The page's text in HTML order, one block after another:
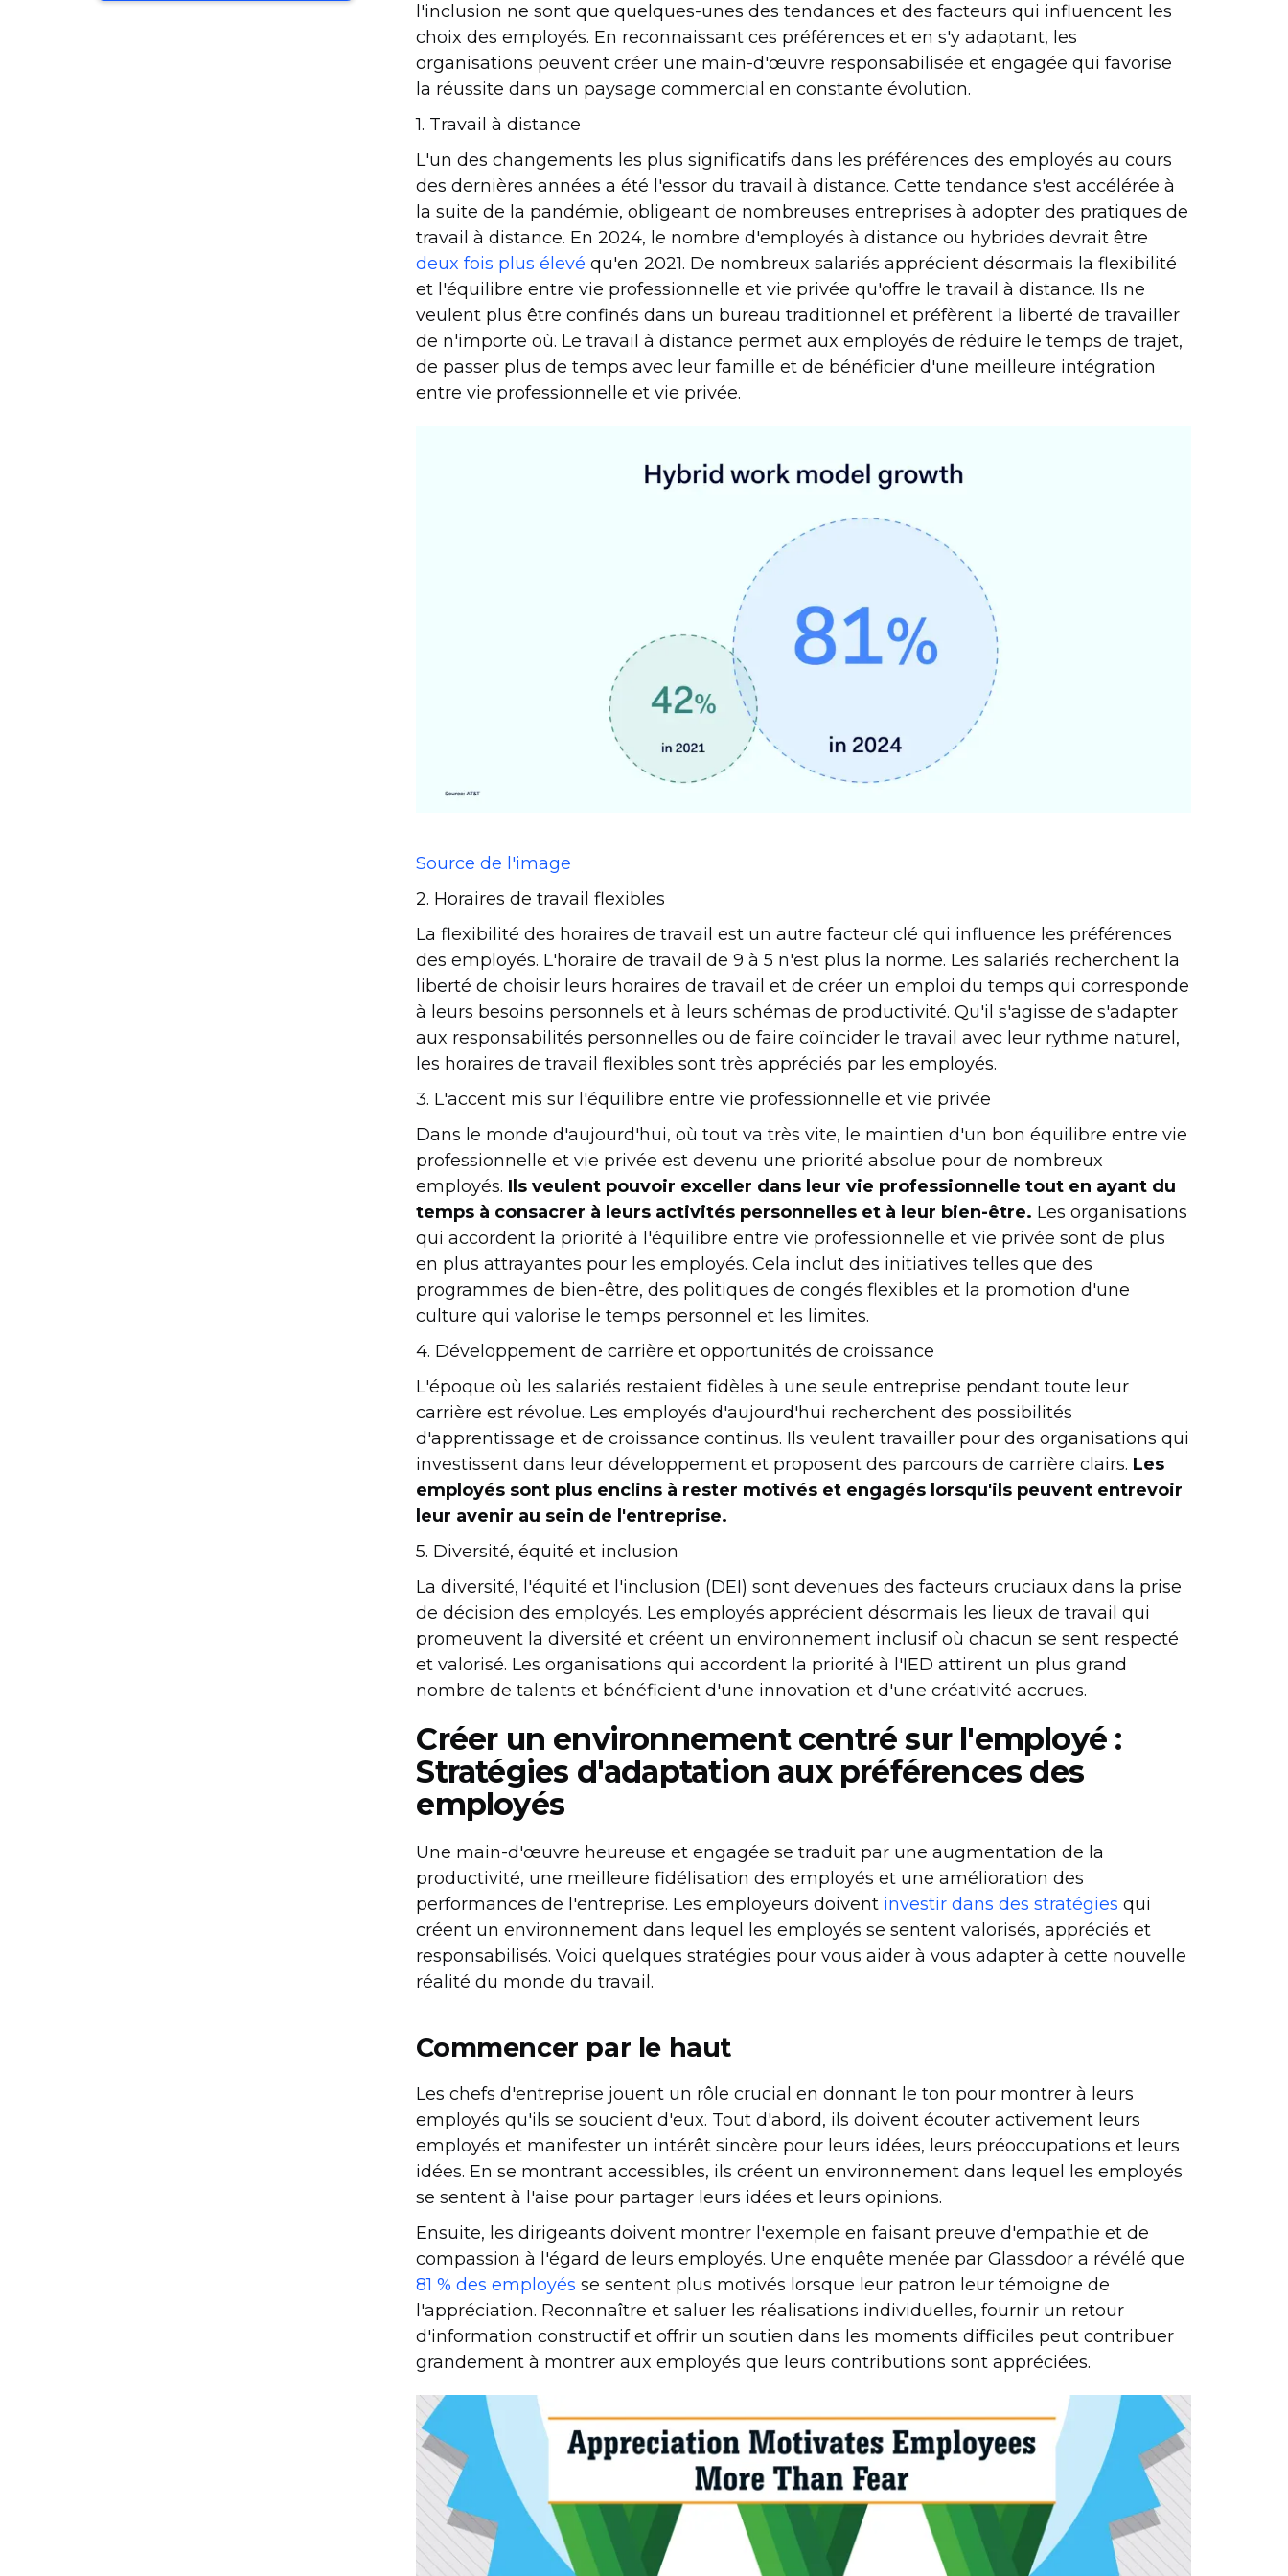
l'inclusion ne sont que quelques-unes des tendances et des facteurs qui influencent les
choix des employés. En reconnaissant ces préférences et en s'y adaptant, les
organisations peuvent créer une main-d'œuvre responsabilisée et engagée qui favorise
la réussite dans un paysage commercial en constante évolution.
1. Travail à distance
L'un des changements les plus significatifs dans les préférences des employés au cours
des dernières années a été l'essor du travail à distance. Cette tendance s'est accélérée à
la suite de la pandémie, obligeant de nombreuses entreprises à adopter des pratiques de
travail à distance. En 2024, le nombre d'employés à distance ou hybrides devrait être
deux fois plus élevé qu'en 2021. De nombreux salariés apprécient désormais la flexibilité
et l'équilibre entre vie professionnelle et vie privée qu'offre le travail à distance. Ils ne
veulent plus être confinés dans un bureau traditionnel et préfèrent la liberté de travailler
de n'importe où. Le travail à distance permet aux employés de réduire le temps de trajet,
de passer plus de temps avec leur famille et de bénéficier d'une meilleure intégration
entre vie professionnelle et vie privée.
Source de l'image
2. Horaires de travail flexibles
La flexibilité des horaires de travail est un autre facteur clé qui influence les préférences
des employés. L'horaire de travail de 9 à 5 n'est plus la norme. Les salariés recherchent la
liberté de choisir leurs horaires de travail et de créer un emploi du temps qui corresponde
à leurs besoins personnels et à leurs schémas de productivité. Qu'il s'agisse de s'adapter
aux responsabilités personnelles ou de faire coïncider le travail avec leur rythme naturel,
les horaires de travail flexibles sont très appréciés par les employés.
3. L'accent mis sur l'équilibre entre vie professionnelle et vie privée
Dans le monde d'aujourd'hui, où tout va très vite, le maintien d'un bon équilibre entre vie
professionnelle et vie privée est devenu une priorité absolue pour de nombreux
employés. Ils veulent pouvoir exceller dans leur vie professionnelle tout en ayant du
temps à consacrer à leurs activités personnelles et à leur bien-être. Les organisations
qui accordent la priorité à l'équilibre entre vie professionnelle et vie privée sont de plus
en plus attrayantes pour les employés. Cela inclut des initiatives telles que des
programmes de bien-être, des politiques de congés flexibles et la promotion d'une
culture qui valorise le temps personnel et les limites.
4. Développement de carrière et opportunités de croissance
L'époque où les salariés restaient fidèles à une seule entreprise pendant toute leur
carrière est révolue. Les employés d'aujourd'hui recherchent des possibilités
d'apprentissage et de croissance continus. Ils veulent travailler pour des organisations qui
investissent dans leur développement et proposent des parcours de carrière clairs. Les
employés sont plus enclins à rester motivés et engagés lorsqu'ils peuvent entrevoir
leur avenir au sein de l'entreprise.
5. Diversité, équité et inclusion
La diversité, l'équité et l'inclusion (DEI) sont devenues des facteurs cruciaux dans la prise
de décision des employés. Les employés apprécient désormais les lieux de travail qui
promeuvent la diversité et créent un environnement inclusif où chacun se sent respecté
et valorisé. Les organisations qui accordent la priorité à l'IED attirent un plus grand
nombre de talents et bénéficient d'une innovation et d'une créativité accrues.
Créer un environnement centré sur l'employé :
Stratégies d'adaptation aux préférences des
employés
Une main-d'œuvre heureuse et engagée se traduit par une augmentation de la
productivité, une meilleure fidélisation des employés et une amélioration des
performances de l'entreprise. Les employeurs doivent investir dans des stratégies qui
créent un environnement dans lequel les employés se sentent valorisés, appréciés et
responsabilisés. Voici quelques stratégies pour vous aider à vous adapter à cette nouvelle
réalité du monde du travail.
Commencer par le haut
Les chefs d'entreprise jouent un rôle crucial en donnant le ton pour montrer à leurs
employés qu'ils se soucient d'eux. Tout d'abord, ils doivent écouter activement leurs
employés et manifester un intérêt sincère pour leurs idées, leurs préoccupations et leurs
idées. En se montrant accessibles, ils créent un environnement dans lequel les employés
se sentent à l'aise pour partager leurs idées et leurs opinions.
Ensuite, les dirigeants doivent montrer l'exemple en faisant preuve d'empathie et de
compassion à l'égard de leurs employés. Une enquête menée par Glassdoor a révélé que
81 % des employés se sentent plus motivés lorsque leur patron leur témoigne de
l'appréciation. Reconnaître et saluer les réalisations individuelles, fournir un retour
d'information constructif et offrir un soutien dans les moments difficiles peut contribuer
grandement à montrer aux employés que leurs contributions sont appréciées.